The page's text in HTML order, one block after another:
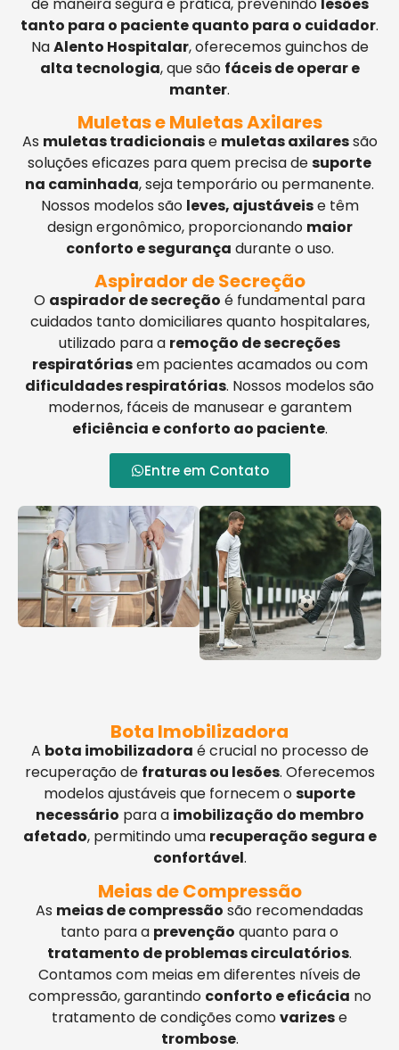
tanto para o paciente quanto para o cuidador.
NaAlento Hospitalar, oferecemos guinchos de
alta tecnologia, que são fáceis de operar e
manter.
Muletas e Muletas Axilares
As muletas tradicionaise muletas axilaressão
soluções eficazes para quem precisa desuporte
na caminhada, seja temporário ou permanente.
Nossos modelos são leves, ajustáveise têm
design ergonômico, proporcionando maior
conforto e segurança durante o uso.
Aspirador de Secreção
O aspirador de secreção é fundamental para
cuidados tanto domiciliares quanto hospitalares,
utilizado para a remoção de secreções
respiratóriasem pacientes acamados ou com
dificuldades respiratórias. Nossos modelos são
modernos, fáceis de manusear e garantem
eficiência e conforto ao paciente.
Entre em Contato
Bota Imobilizadora
A bota imobilizadora é crucial no processo de
recuperação de fraturas ou lesões. Oferecemos
modelos ajustáveis que fornecem osuporte
necessário para a imobilização do membro
afetado, permitindo uma recuperação segura e
confortável.
Meias de Compressão
As meias de compressão são recomendadas
tanto para a prevenção quanto para o
tratamento de problemas circulatórios.
Contamos com meias em diferentes níveis de
compressão, garantindo conforto e eficácia no
tratamento de condições comovarizese
trombose.